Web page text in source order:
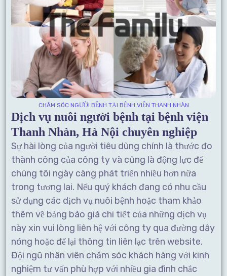
CHĂM SÓC NGƯỜI BỆNH TẠI BỆNH VIỆN THANH NHÀN
Dịch vụ nuôi người bệnh tại bệnh viện
Thanh Nhàn, Hà Nội chuyên nghiệp
Sự hài lòng của người tiêu dùng chính là thước đo
thành công của công ty và cũng là động lực để
chúng tôi ngày càng phát triển nhiều hơn nữa
trong tương lai. Nếu quý khách đang có nhu cầu
sử dụng các dịch vụ nuôi bệnh hoặc tham khảo
thêm về bảng báo giá chi tiết của những dịch vụ
này xin vui lòng liên hệ với công ty qua đường dây
nóng hoặc để lại thông tin liên lạc trên website.
Đội ngũ nhân viên chăm sóc khách hàng với kinh
nghiệm tư vấn phù hợp với nhiều gia đình chắc